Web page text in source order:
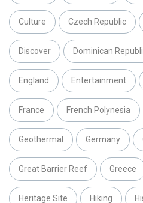
Culture Czech Republic
Discover Dominican
England Entertainment
France French Polynesia
Geothermal Germany
Great Barrier Reef Greece
Heritage Site Hiking